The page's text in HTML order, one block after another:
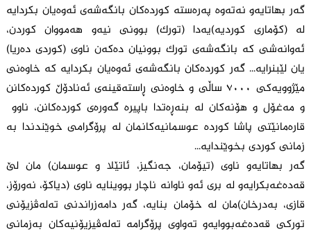
گەر بهاتایەو نەتەوە پەرەستە کوردەکان بانگەشەی ئەوەیان بکردایە
لە (کۆماری کوردیە)یەدا (تورک) بوونی نیەو هەمووان کوردن،
ئەوانەشی کە بانگەشەی تورک بوونیان دەکەن ناوی (کوردی دەریا)
یان لێبنرایە... گەر کوردەکان بانگەشەی ئەوەیان بکردایە کە خاوەنی
مێژوویەکی ٧٠٠٠ ساڵی و خاوەنی ڕاستەقینەی ئەنادۆڵ کوردەکانن
و مەغۆل و هۆنەکان لە بنەڕەتدا باپیرە گەورەی کوردەکانن، ناوو
قارەمانێتی پاشا کوردە عوسمانیەکانمان لە پرۆگرامی خوێندندا بە
زمانی کوردی بخوێندایە...
گەر بهاتایەو ناوی (تیۆمان، جەنگیز، ئاتێلا و عوسمان) مان لێ
قەدەغەبکرایەو لە بری ئەو ناوانە ناچار بووینایە ناوی (دیاکۆ، نەورۆز،
قازی، بەدرخان)مان لە خۆمان بنایە، گەر دامەزراندنی تەلەڤزیۆنی
تورکی قەدەغەبووایەو تەواوی پرۆگرامە تەلەڤیزیۆنیەکان بەزمانی